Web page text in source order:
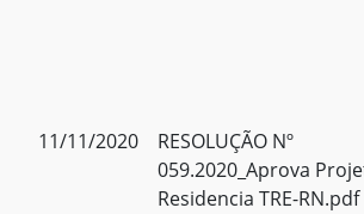
11/11/2020
RESOLUÇÃO Nº
059.2020_Aprova
Residencia TRE-RN.pdf